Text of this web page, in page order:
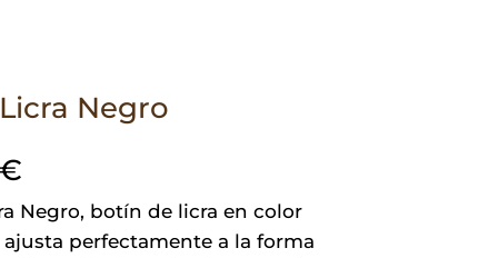
Negro
Negro, botín de licra en color
ajusta perfectamente a la forma